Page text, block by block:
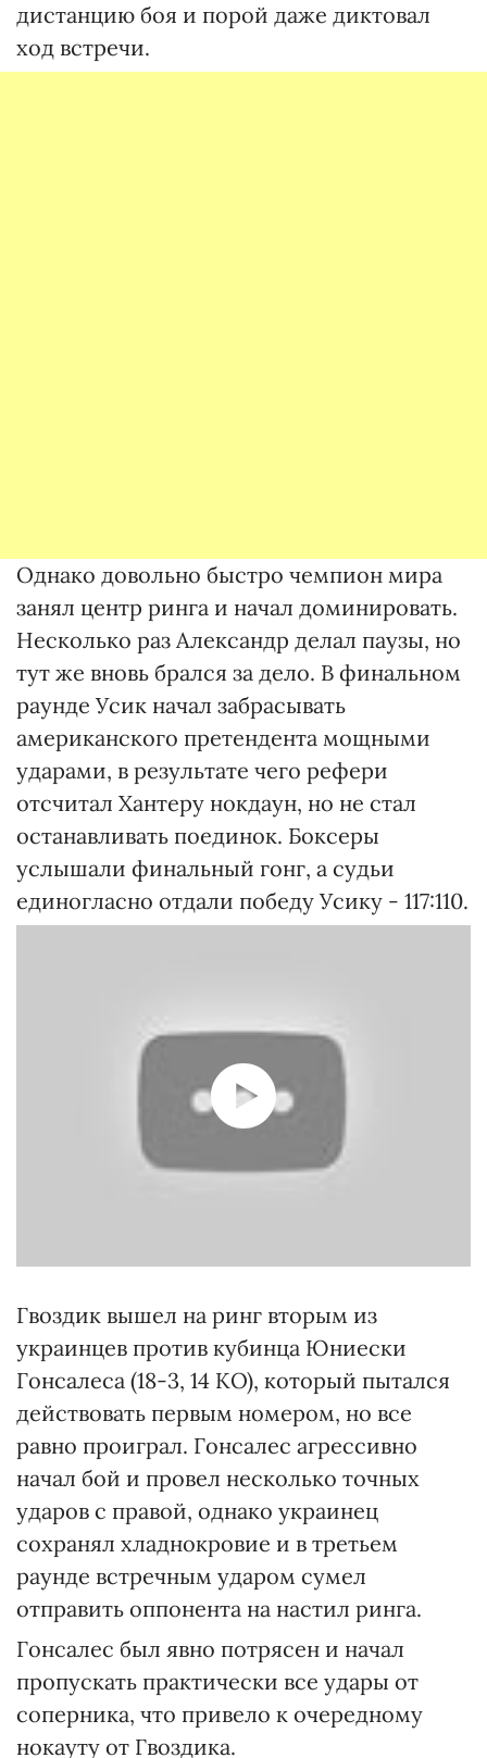
дистанцию боя и порой даже диктовал
ход встречи.
Однако довольно быстро чемпион мира
занял центр ринга и начал доминировать.
Несколько раз Александр делал паузы, но
тут же вновь брался за дело. В финальном
раунде Усик начал забрасывать
американского претендента мощными
ударами, в результате чего рефери
отсчитал Хантеру нокдаун, но не стал
останавливать поединок. Боксеры
услышали финальный гонг, а судьи
единогласно отдали победу Усику - 117:110.
Гвоздик вышел на ринг вторым из
украинцев против кубинца Юниески
Гонсалеса (18-3, 14 КО), который пытался
действовать первым номером, но все
равно проиграл. Гонсалес агрессивно
начал бой и провел несколько точных
ударов с правой, однако украинец
сохранял хладнокровие и в третьем
раунде встречным ударом сумел
отправить оппонента на настил ринга.
Гонсалес был явно потрясен и начал
пропускать практически все удары от
соперника, что привело к очередному
нокауту от Гвоздика.